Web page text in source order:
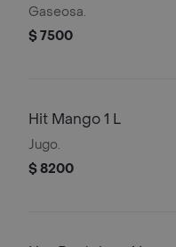
Gaseosa.
$ 7500
Hit Mango 1 L
Jugo.
$ 8200